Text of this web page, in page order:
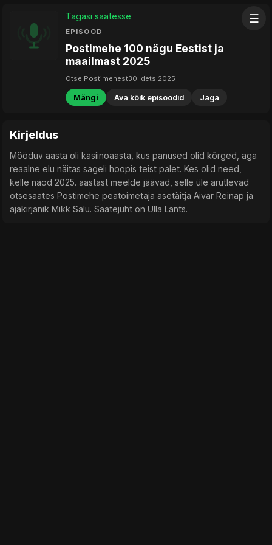
☰
Tagasi saatesse
EPISOOD
Postimehe 100 nägu Eestist ja
maailmast 2025
Otse Postimehest30. dets 2025
Mängi Ava kõik episoodid Jaga
Kirjeldus
Mööduv aasta oli kasiinoaasta, kus panused olid kõrged, aga
reaalne elu näitas sageli hoopis teist palet. Kes olid need,
kelle näod 2025. aastast meelde jäävad, selle üle arutlevad
otsesaates Postimehe peatoimetaja asetäitja Aivar Reinap ja
ajakirjanik Mikk Salu. Saatejuht on Ulla Länts.